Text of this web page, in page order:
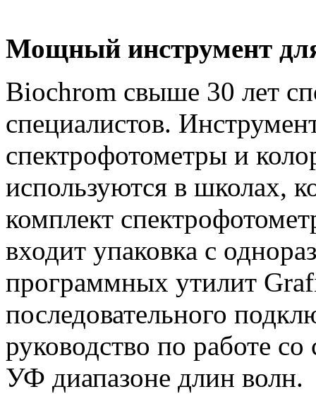
Мощный инструмент
Biochrom свыше 30 лет
специалистов.
спектрофотометры и
используются в школах,
комплект
входит упаковка с
программных утилит
последовательного
руководство по работе
УФ диапазоне длин волн.